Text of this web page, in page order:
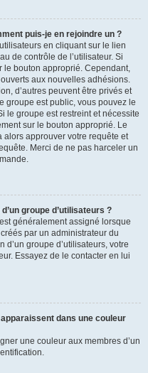
puis-je en rejoindre un ?
en cliquant sur le lien
de contrôle de l’utilisateur. Si
le bouton approprié. Cependant,
aux nouvelles adhésions.
d’autres peuvent être privés et
groupe est public, vous pouvez le
le groupe est restreint et nécessite
sur le bouton approprié. Le
alors approuver votre requête et
Merci de ne pas harceler un
groupe d’utilisateurs ?
généralement assigné lorsque
par un administrateur du
d’un groupe d’utilisateurs, votre
Essayez de le contacter en lui
dans une couleur
une couleur aux membres d’un